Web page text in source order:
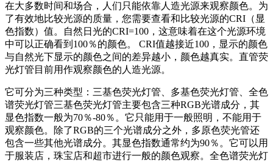
在大多数时间和场合，人们只能依靠人造光源来观察颜色。为
了有效地比较光源的质量，您需要查看和比较光源的CRI（显
色指数）值。自然日光的CRI=100，这意味着在这个光源环境
中可以正确看到100％的颜色。 CRI值越接近100，显示的颜色
与自然光下显示的颜色之间的差异越小，颜色越真实。直管荧
光灯管目前用作观察颜色的人造光源。
它可分为三种类型：三基色荧光灯管、多基色荧光灯管、全色
谱荧光灯管三基色荧光灯管主要包含三种RGB光谱成分，其
显色指数一般为70％-80％。它只能用于一般照明，不能用于
观察颜色。除了RGB的三个光谱成分之外，多原色荧光管还
包含一些其他光谱成分。其显色指数通常约为90％。它可以用
于服装店，珠宝店和超市进行一般的颜色观察。全色谱荧光灯